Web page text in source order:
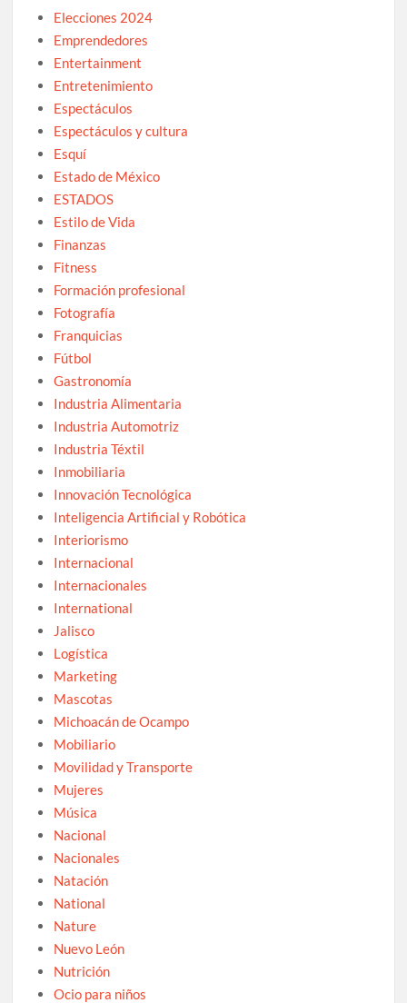
Elecciones 2024
Emprendedores
Entertainment
Entretenimiento
Espectáculos
Espectáculos y cultura
Esquí
Estado de México
ESTADOS
Estilo de Vida
Finanzas
Fitness
Formación profesional
Fotografía
Franquicias
Fútbol
Gastronomía
Industria Alimentaria
Industria Automotriz
Industria Téxtil
Inmobiliaria
Innovación Tecnológica
Inteligencia Artificial y Robótica
Interiorismo
Internacional
Internacionales
International
Jalisco
Logística
Marketing
Mascotas
Michoacán de Ocampo
Mobiliario
Movilidad y Transporte
Mujeres
Música
Nacional
Nacionales
Natación
National
Nature
Nuevo León
Nutrición
Ocio para niños